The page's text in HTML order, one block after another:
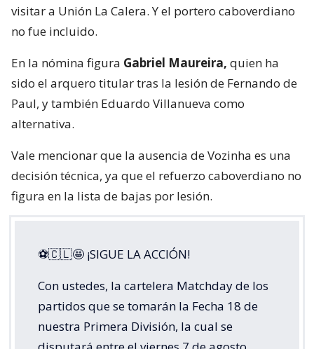
visitar a Unión La Calera. Y el portero caboverdiano
no fue incluido.
En la nómina figura Gabriel Maureira, quien ha
sido el arquero titular tras la lesión de Fernando de
Paul, y también Eduardo Villanueva como
alternativa.
Vale mencionar que la ausencia de Vozinha es una
decisión técnica, ya que el refuerzo caboverdiano no
figura en la lista de bajas por lesión.
⚽🇨🇱🤩 ¡SIGUE LA ACCIÓN!
Con ustedes, la cartelera Matchday de los
partidos que se tomarán la Fecha 18 de
nuestra Primera División, la cual se